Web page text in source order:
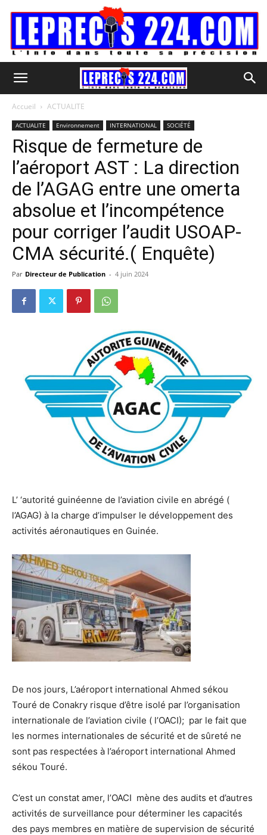
Accueil ACTUALITE
ACTUALITE Environnement INTERNATIONAL SOCIÉTÉ
Risque de fermeture de
l’aéroport AST : La direction
de l’AGAG entre une omerta
absolue et l’incompétence
pour corriger l’audit USOAP-
CMA sécurité.( Enquête)
Par Directeur de Publication - 4 juin 2024
L’ ‘autorité guinéenne de l’aviation civile en abrégé (
l’AGAG) à la charge d’impulser le développement des
activités aéronautiques en Guinée.
De nos jours, L’aéroport international Ahmed sékou
Touré de Conakry risque d’être isolé par l’organisation
internationale de l’aviation civile ( l’OACI); par le fait que
les normes internationales de sécurité et de sûreté ne
sont pas respectées à l’aéroport international Ahmed
sékou Touré.
C’est un constat amer, l’OACI mène des audits et d’autres
activités de surveillance pour déterminer les capacités
des pays membres en matière de supervision de sécurité